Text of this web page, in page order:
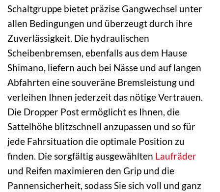
Schaltgruppe bietet präzise Gangwechsel unter
allen Bedingungen und überzeugt durch ihre
Zuverlässigkeit. Die hydraulischen
Scheibenbremsen, ebenfalls aus dem Hause
Shimano, liefern auch bei Nässe und auf langen
Abfahrten eine souveräne Bremsleistung und
verleihen Ihnen jederzeit das nötige Vertrauen.
Die Dropper Post ermöglicht es Ihnen, die
Sattelhöhe blitzschnell anzupassen und so für
jede Fahrsituation die optimale Position zu
finden. Die sorgfältig ausgewählten Laufräder
und Reifen maximieren den Grip und die
Pannensicherheit, sodass Sie sich voll und ganz